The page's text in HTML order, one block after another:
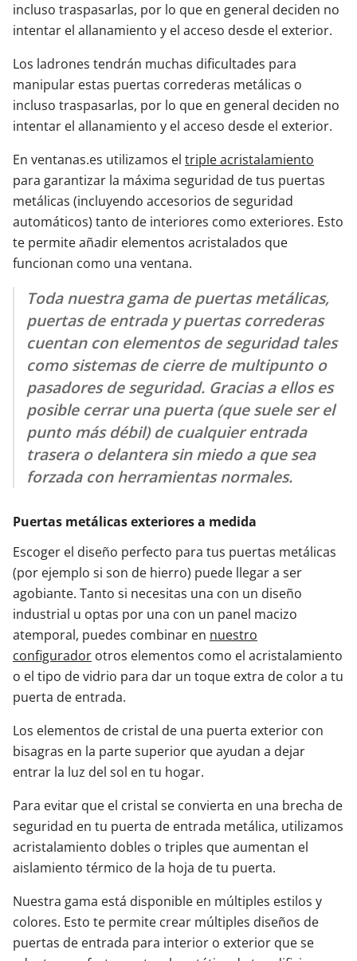
incluso traspasarlas, por lo que en general deciden no
intentar el allanamiento y el acceso desde el exterior.
Los ladrones tendrán muchas dificultades para
manipular estas puertas correderas metálicas o
incluso traspasarlas, por lo que en general deciden no
intentar el allanamiento y el acceso desde el exterior.
En ventanas.es utilizamos el triple acristalamiento
para garantizar la máxima seguridad de tus puertas
metálicas (incluyendo accesorios de seguridad
automáticos) tanto de interiores como exteriores. Esto
te permite añadir elementos acristalados que
funcionan como una ventana.
Toda nuestra gama de puertas metálicas,
puertas de entrada y puertas correderas
cuentan con elementos de seguridad tales
como sistemas de cierre de multipunto o
pasadores de seguridad. Gracias a ellos es
posible cerrar una puerta (que suele ser el
punto más débil) de cualquier entrada
trasera o delantera sin miedo a que sea
forzada con herramientas normales.
Puertas metálicas exteriores a medida
Escoger el diseño perfecto para tus puertas metálicas
(por ejemplo si son de hierro) puede llegar a ser
agobiante. Tanto si necesitas una con un diseño
industrial u optas por una con un panel macizo
atemporal, puedes combinar en nuestro
configurador otros elementos como el acristalamiento
o el tipo de vidrio para dar un toque extra de color a tu
puerta de entrada.
Los elementos de cristal de una puerta exterior con
bisagras en la parte superior que ayudan a dejar
entrar la luz del sol en tu hogar.
Para evitar que el cristal se convierta en una brecha de
seguridad en tu puerta de entrada metálica, utilizamos
acristalamiento dobles o triples que aumentan el
aislamiento térmico de la hoja de tu puerta.
Nuestra gama está disponible en múltiples estilos y
colores. Esto te permite crear múltiples diseños de
puertas de entrada para interior o exterior que se